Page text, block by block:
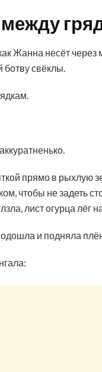
Жанна несёт
ботву свёклы.
прямо в рыхлую
чтобы не задеть
лист огурца лёг
и подняла